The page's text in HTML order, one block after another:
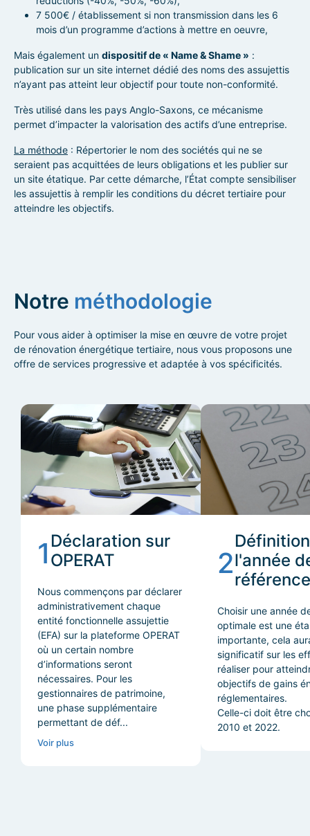
7 500€ / établissement si non transmission dans les 6
mois d’un programme d’actions à mettre en oeuvre,
Mais également un dispositif de « Name & Shame » :
publication sur un site internet dédié des noms des assujettis
n’ayant pas atteint leur objectif pour toute non-conformité.
Très utilisé dans les pays Anglo-Saxons, ce mécanisme
permet d’impacter la valorisation des actifs d’une entreprise.
La méthode : Répertorier le nom des sociétés qui ne se
seraient pas acquittées de leurs obligations et les publier sur
un site étatique. Par cette démarche, l’État compte sensibiliser
les assujettis à remplir les conditions du décret tertiaire pour
atteindre les objectifs.
Notre méthodologie
Pour vous aider à optimiser la mise en œuvre de votre projet
de rénovation énergétique tertiaire, nous vous proposons une
offre de services progressive et adaptée à vos spécificités.
1 Déclaration sur
OPERAT
Nous commençons par déclarer
administrativement chaque
entité fonctionnelle assujettie
(EFA) sur la plateforme OPERAT
où un certain nombre
d’informations seront
nécessaires. Pour les
gestionnaires de patrimoine,
une phase supplémentaire
permettant de déf...
Voir plus
2l'année
référence
Choisir une année
optimale est une
importante, cela
significatif sur les
réaliser pour
objectifs de gains
réglementaires.
Celle-ci doit être
2010 et 2022.